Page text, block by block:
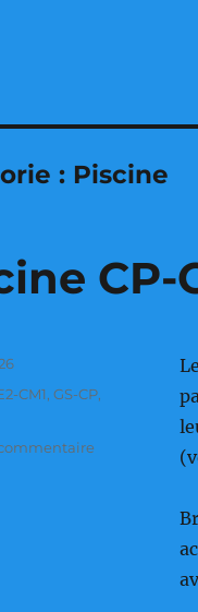
: Piscine
CP-
CM1,GS-CP,
sur